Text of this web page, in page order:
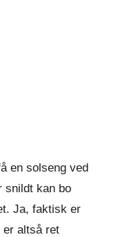
en solseng ved
snildt kan bo
Ja, faktisk er
er altså ret